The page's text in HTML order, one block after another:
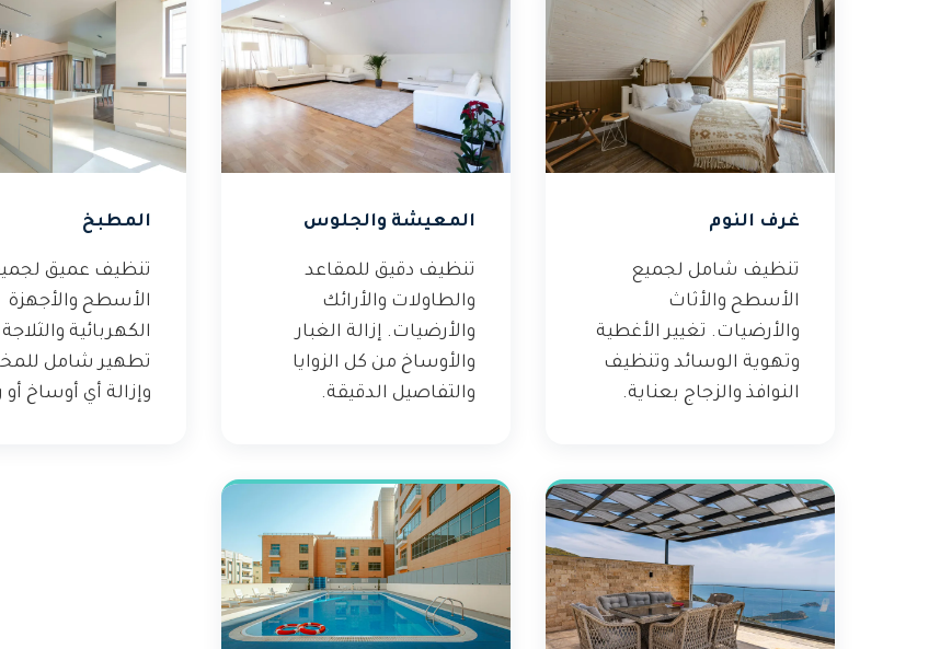
غرف النوم
تنظيف شامل لجميع
الأسطح والأثاث
والأرضيات. تغيير الأغطية
وتهوية الوسائد وتنظيف
النوافذ والزجاج بعناية.
المعيشة والجلوس
تنظيف دقيق للمقاعد
والطاولات والأرائك
والأرضيات. إزالة الغبار
والأوساخ من كل الزوايا
والتفاصيل الدقيقة.
المطبخ
تنظيف عميق
الأسطح والأجهزة
الكهربائية
تطهير شامل
وإزالة أي أوساخ